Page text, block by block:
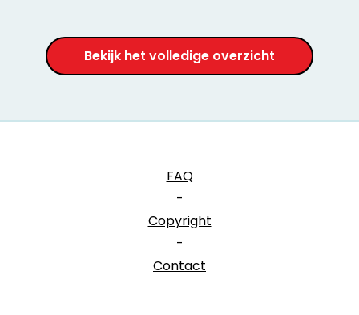
Bekijk het volledige overzicht
FAQ
-
Copyright
-
Contact